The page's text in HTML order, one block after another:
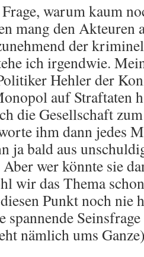
warum kaum
mang den Akteuren
der
ich irgendwie.
Hehler der
auf Straftaten
die Gesellschaft
ihm dann jedes
ja bald aus
wer könnte sie
wir das Thema
Punkt noch nie
spannende
nämlich ums